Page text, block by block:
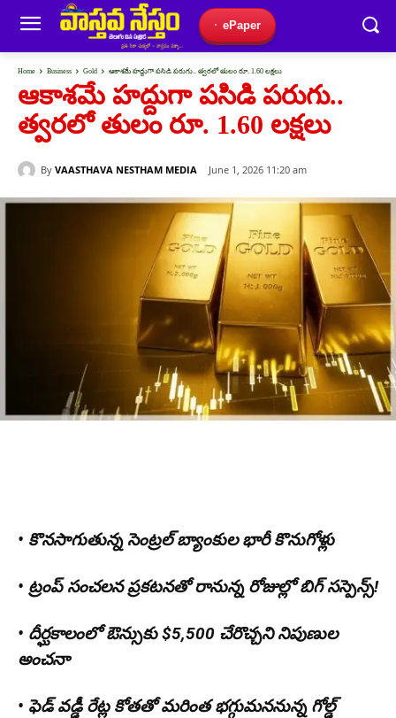
ePaper
Home Business Gold ఆకాశమే హద్దుగా పసిడి పరుగు.. త్వరలో తులం రూ. 1.60 లక్షలు
ఆకాశమే హద్దుగా పసిడి పరుగు..
త్వరలో తులం రూ. 1.60 లక్షలు
By VAASTHAVA NESTHAM MEDIA June 1, 2026 11:20 am
• కొనసాగుతున్న సెంట్రల్ బ్యాంకుల భారీ కొనుగోళ్లు
• ట్రంప్ సంచలన ప్రకటనతో రానున్న రోజుల్లో బిగ్ సస్పెన్స్!
• దీర్ఘకాలంలో ఔన్సుకు $5,500 చేరొచ్చని నిపుణుల
అంచనా
• ఫెడ్ వడ్డీ రేట్ల కోతతో మరింత భగ్గుమననున్న గోల్డ్